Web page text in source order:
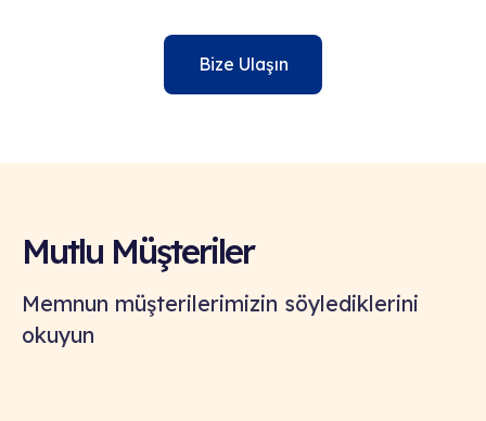
Bize Ulaşın
Mutlu Müşteriler
Memnun müşterilerimizin söylediklerini
okuyun